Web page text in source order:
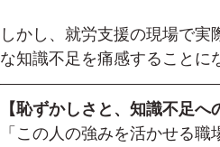
しかし、就労支援の現場で
な知識不足を痛感することに
【恥ずかしさと、知識不足へ
「この人の強みを活かせる職